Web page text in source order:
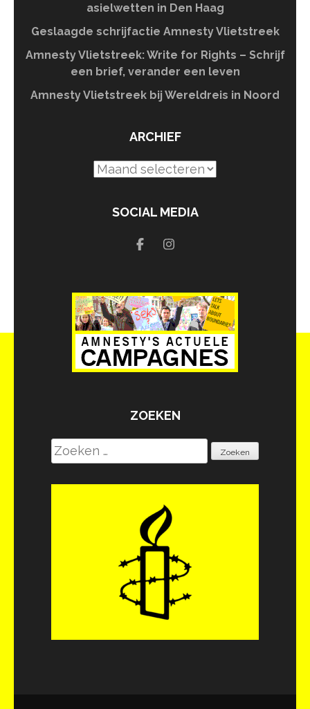
asielwetten in Den Haag
Geslaagde schrijfactie Amnesty Vlietstreek
Amnesty Vlietstreek: Write for Rights – Schrijf
een brief, verander een leven
Amnesty Vlietstreek bij Wereldreis in Noord
ARCHIEF
Archief
SOCIAL MEDIA
ZOEKEN
Zoeken
naar: